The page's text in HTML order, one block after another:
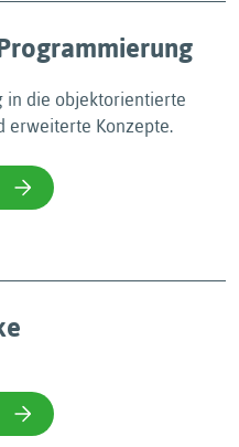
in die objektorientierte
erweiterte Konzepte.